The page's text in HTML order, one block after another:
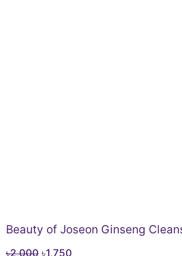
Beauty of Joseon Ginseng
৳2,000 Original
৳1,750